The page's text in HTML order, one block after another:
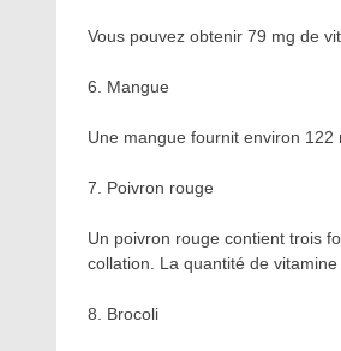
Vous pouvez obtenir 79 mg de
6. Mangue
Une mangue fournit environ 122
7. Poivron rouge
Un poivron rouge contient trois
collation. La quantité de
8. Brocoli